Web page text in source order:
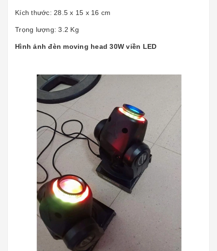
Kích thước: 28.5 x 15 x 16 cm
Trọng lượng: 3.2 Kg
Hình ảnh đèn moving head 30W viền LED